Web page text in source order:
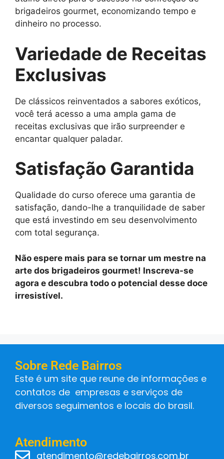
brigadeiros gourmet, economizando tempo e
dinheiro no processo.
Variedade de Receitas
Exclusivas
De clássicos reinventados a sabores exóticos,
você terá acesso a uma ampla gama de
receitas exclusivas que irão surpreender e
encantar qualquer paladar.
Satisfação Garantida
Qualidade do curso oferece uma garantia de
satisfação, dando-lhe a tranquilidade de saber
que está investindo em seu desenvolvimento
com total segurança.
Não espere mais para se tornar um mestre na
arte dos brigadeiros gourmet! Inscreva-se
agora e descubra todo o potencial desse doce
irresistível.
Sobre Rede Bairros
Este é um site que reune de informações e
contatos de empresas e serviços de
diversos seguimentos e locais do brasil.
Atendimento
atendimento@redebairros.com.br